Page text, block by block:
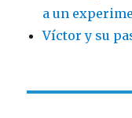
a un
Víctor y su